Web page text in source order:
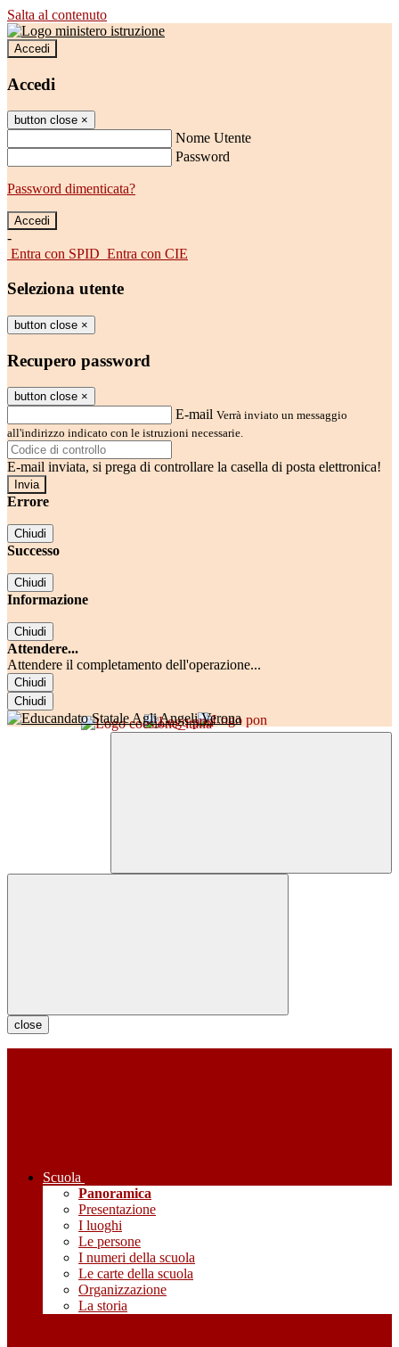
Salta al contenuto
Accedi
Accedi
button close ×
Nome Utente
Password
Password dimenticata?
-
Entra con SPID Entra con CIE
Seleziona utente
button close ×
Recupero password
button close ×
E-mail Verrà inviato un messaggio
all'indirizzo indicato con le istruzioni necessarie.
E-mail inviata, si prega di controllare la casella di posta elettronica!
Errore
Chiudi
Successo
Chiudi
Informazione
Chiudi
Attendere...
Attendere il completamento dell'operazione...
Chiudi
Chiudi
close
Scuola
Panoramica
Presentazione
I luoghi
Le persone
I numeri della scuola
Le carte della scuola
Organizzazione
La storia